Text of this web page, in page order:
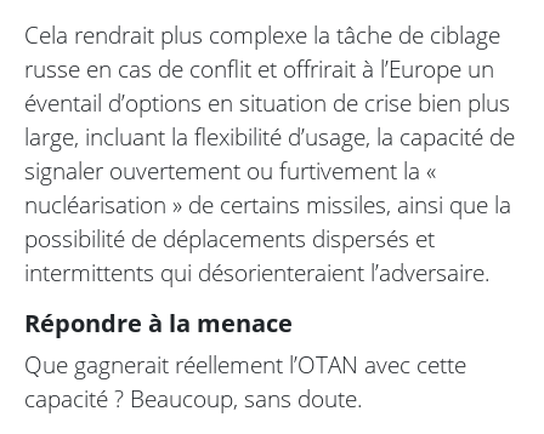
Cela rendrait plus complexe la tâche de ciblage
russe en cas de conflit et offrirait à l’Europe un
éventail d’options en situation de crise bien plus
large, incluant la flexibilité d’usage, la capacité de
signaler ouvertement ou furtivement la «
nucléarisation » de certains missiles, ainsi que la
possibilité de déplacements dispersés et
intermittents qui désorienteraient l’adversaire.
Répondre à la menace
Que gagnerait réellement l’OTAN avec cette
capacité ? Beaucoup, sans doute.